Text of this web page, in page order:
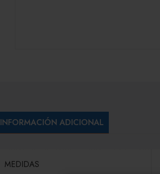
INFORMACIÓN ADICIONAL
MEDIDAS